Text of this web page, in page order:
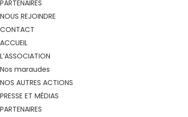
PARTENAIRES
NOUS REJOINDRE
CONTACT
ACCUEIL
L’ASSOCIATION
Nos maraudes
NOS AUTRES ACTIONS
PRESSE ET MÉDIAS
PARTENAIRES